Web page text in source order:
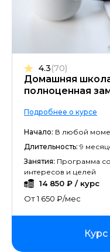
Домашняя
полноценная
4.3(70)
Подробнее о курсе
Начало: В любой
Длительность: 9
Занятия: Программа
интересов и целей
14 850 ₽ / курс
От 1 650 ₽/мес